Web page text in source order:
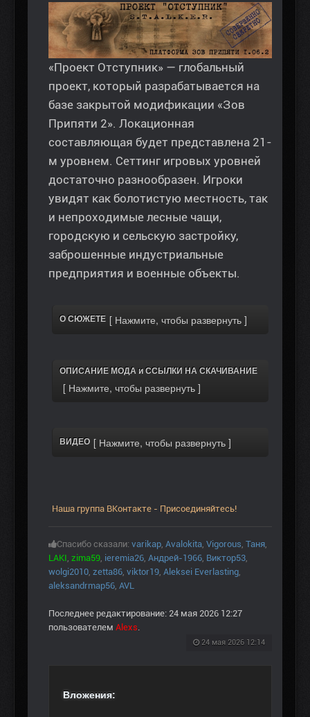
«Проект Отступник» — глобальный
проект, который разрабатывается на
базе закрытой модификации «Зов
Припяти 2». Локационная
составляющая будет представлена 21-
м уровнем. Сеттинг игровых уровней
достаточно разнообразен. Игроки
увидят как болотистую местность, так
и непроходимые лесные чащи,
городскую и сельскую застройку,
заброшенные индустриальные
предприятия и военные объекты.
О СЮЖЕТЕ
ОПИСАНИЕ МОДА и ССЫЛКИ НА СКАЧИВАНИЕ
ВИДЕО
Наша группа ВКонтакте - Присоединяйтесь!
Спасибо сказали: varikap Avalokita Vigorous Таня
LAKI zima59 ieremia26 Андрей-1966 Виктор53
wolgi2010 zetta86 viktor19 Aleksei Everlasting
aleksandrmap56 AVL
Последнее редактирование: 24 мая 2026 12:27
пользователем Alexs
24 мая 2026 12:14
Вложения: